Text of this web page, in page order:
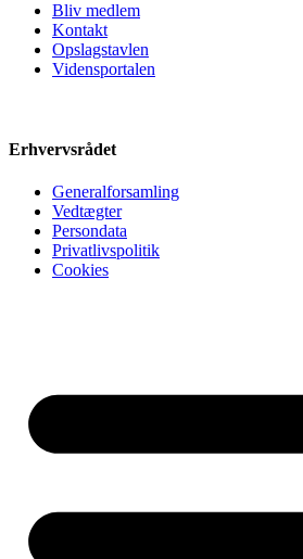
Bliv medlem
Kontakt
Opslagstavlen
Vidensportalen
Erhvervsrådet
Generalforsamling
Vedtægter
Persondata
Privatlivspolitik
Cookies